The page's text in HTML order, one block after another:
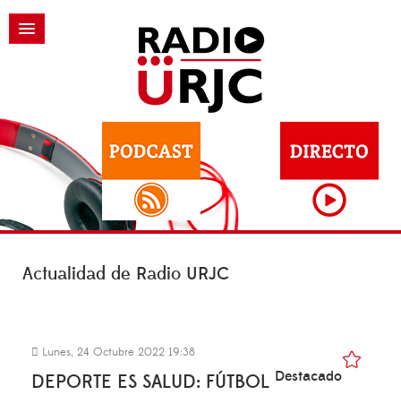
Actualidad de Radio URJC
Lunes, 24 Octubre 2022 19:38
DEPORTE ES SALUD: FÚTBOL Destacado